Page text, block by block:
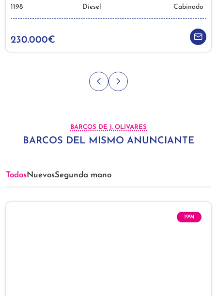
1198
Diesel
Cabinado
230.000€
BARCOS DE J. OLIVARES
BARCOS DEL MISMO ANUNCIANTE
TodosNuevosSegunda mano
1994